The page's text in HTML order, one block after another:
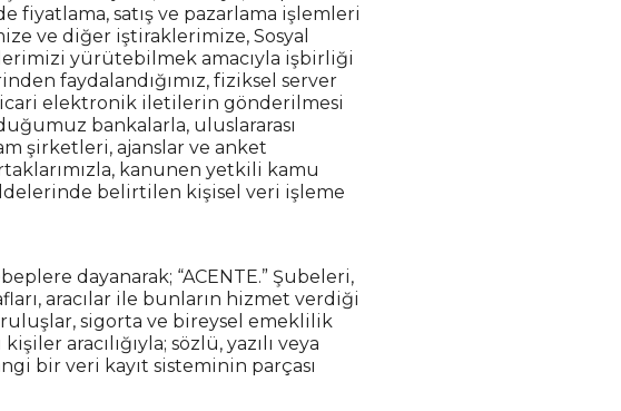
satış ve pazarlama işlemleri
ve diğer iştiraklerimize, Sosyal
yürütebilmek amacıyla işbirliği
faydalandığımız, fiziksel server
elektronik iletilerin gönderilmesi
bankalarla, uluslararası
şirketleri, ajanslar ve anket
kanunen yetkili kamu
belirtilen kişisel veri işleme
dayanarak; “ACENTE.” Şubeleri,
aracılar ile bunların hizmet verdiği
sigorta ve bireysel emeklilik
aracılığıyla; sözlü, yazılı veya
bir veri kayıt sisteminin parçası